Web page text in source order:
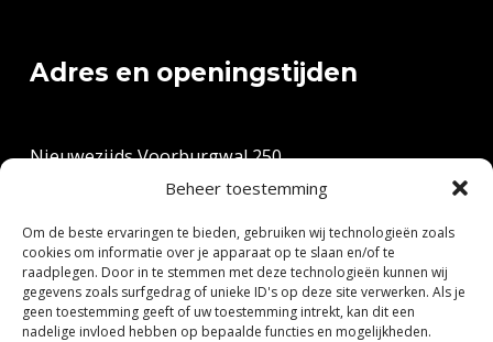
Beheer toestemming
Om de beste ervaringen te bieden, gebruiken wij technologieën zoals
cookies om informatie over je apparaat op te slaan en/of te
raadplegen. Door in te stemmen met deze technologieën kunnen wij
gegevens zoals surfgedrag of unieke ID's op deze site verwerken. Als je
geen toestemming geeft of uw toestemming intrekt, kan dit een
nadelige invloed hebben op bepaalde functies en mogelijkheden.
Adres en openingstijden
Nieuwezijds Voorburgwal 250
1012 RR Amsterdam
Tel: +31 20 6271427
E-mail: Klik hier
Website: www.beertemple.nl/